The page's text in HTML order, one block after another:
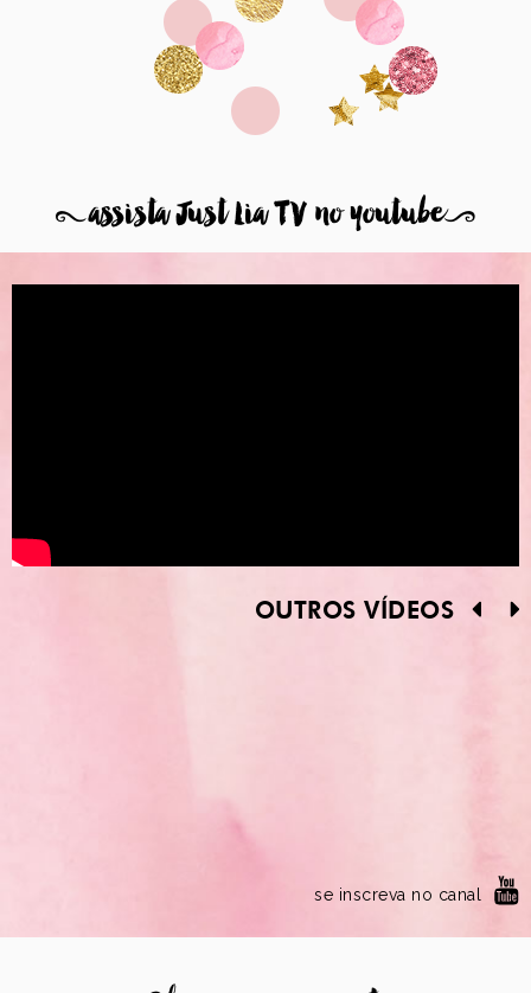
8assista Just Lia TV no youtube9
OUTROS VÍDEOS
se inscreva no canal